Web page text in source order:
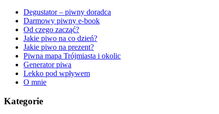
Degustator – piwny doradca
Darmowy piwny e-book
Od czego zacząć?
Jakie piwo na co dzień?
Jakie piwo na prezent?
Piwna mapa Trójmiasta i okolic
Generator piwa
Lekko pod wpływem
O mnie
Kategorie